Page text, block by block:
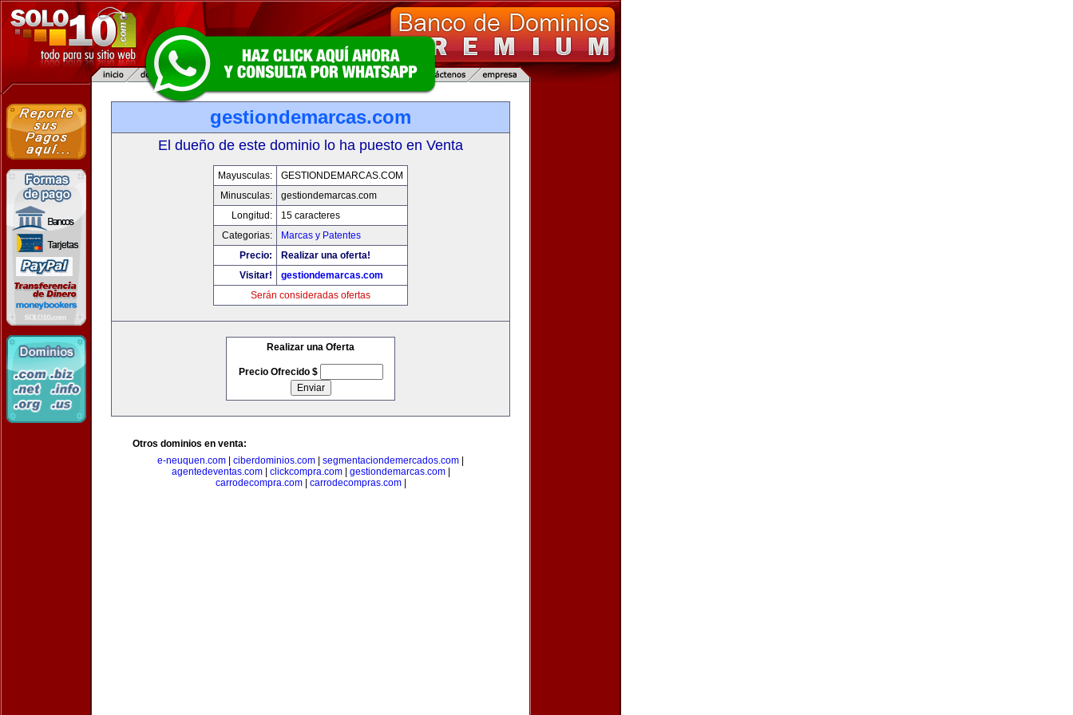
gestiondemarcas.com
El dueño de este dominio lo ha puesto en Venta
Mayusculas:
GESTIONDEMARCAS.COM
Minusculas:
gestiondemarcas.com
Longitud:
15 caracteres
Categorias:
Marcas y Patentes
Precio:
Realizar una oferta!
Visitar!
gestiondemarcas.com
Serán consideradas ofertas
Realizar una Oferta
Precio Ofrecido $
Otros dominios en venta:
e-neuquen.com
ciberdominios.com segmentaciondemercados.com
agentedeventas.com| clickcompra.com| gestiondemarcas.com|
carrodecompra.com| carrodecompras.com|